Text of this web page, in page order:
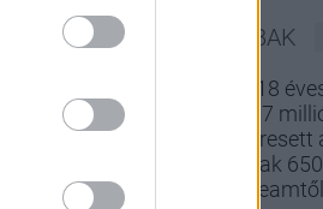
LEGOLVASOTTABBAK
A 18
437
csak
Steamtől